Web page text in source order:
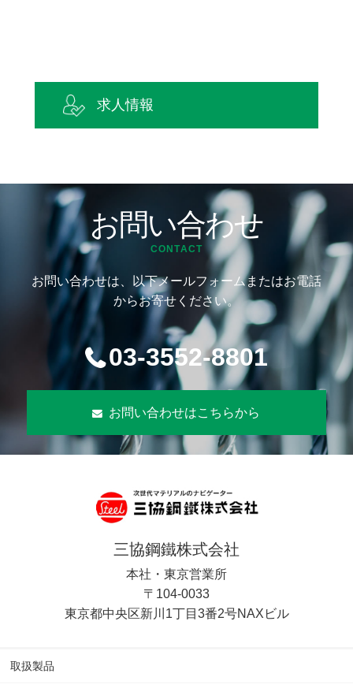
求人情報
お問い合わせ
CONTACT
お問い合わせは、以下メールフォームまたはお電話
からお寄せください。
03-3552-8801
お問い合わせはこちらから
三協鋼鐵株式会社
本社・東京営業所
〒104-0033
東京都中央区新川1丁目3番2号NAXビル
取扱製品